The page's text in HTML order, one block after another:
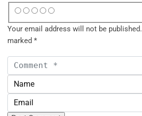
Your email address will not be published.
marked *